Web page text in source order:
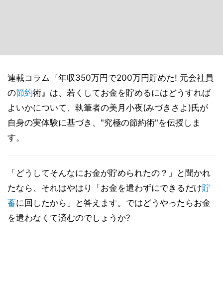
連載コラム『年収350万円で200万円貯めた! 元会社員
の節約術』は、若くしてお金を貯めるにはどうすれば
よいかについて、執筆者の美月小夜(みづきさよ)氏が
自身の実体験に基づき、"究極の節約術"を伝授しま
す。
「どうしてそんなにお金が貯められたの？」と聞かれ
たなら、それはやはり「お金を遣わずにできるだけ貯
蓄に回したから」と答えます。ではどうやったらお金
を遣わなくて済むのでしょうか?